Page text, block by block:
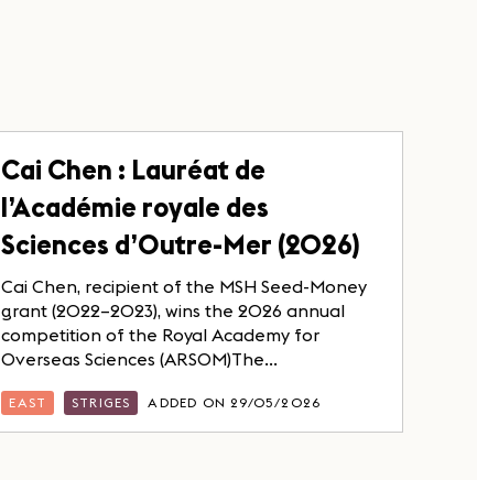
Cai Chen : Lauréat de
l’Académie royale des
Sciences d’Outre-Mer (2026)
Cai Chen, recipient of the MSH Seed-Money
grant (2022–2023), wins the 2026 annual
competition of the Royal Academy for
Overseas Sciences (ARSOM)The...
EAST STRIGES ADDED ON 29/05/2026